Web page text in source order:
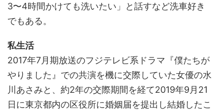
3〜4時間かけても洗いたい」と話すなど洗車好き
でもある。
私生活
2017年7月期放送のフジテレビ系ドラマ『僕たちが
やりました』での共演を機に交際していた女優の水
川あさみと、約2年の交際期間を経て2019年9月21
日に東京都内の区役所に婚姻届を提出し結婚したこ